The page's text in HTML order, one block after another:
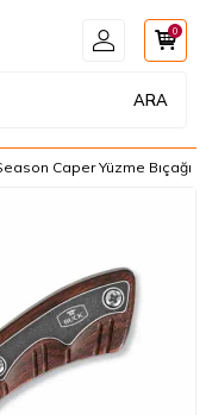
ARA
0
Caper Yüzme Bıçağı